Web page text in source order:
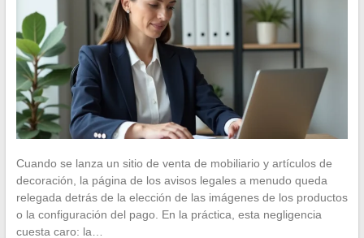
Cuando se lanza un sitio de venta de mobiliario y artículos de
decoración, la página de los avisos legales a menudo queda
relegada detrás de la elección de las imágenes de los productos
o la configuración del pago. En la práctica, esta negligencia
cuesta caro: la…